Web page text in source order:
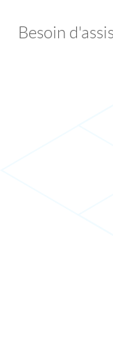
Besoin